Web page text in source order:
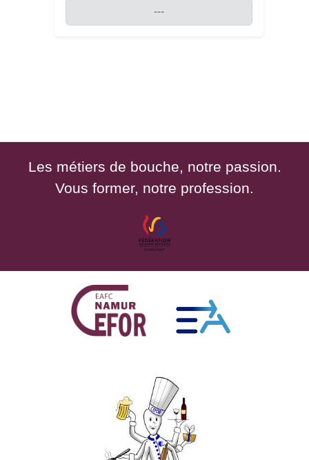
---
Les métiers de bouche, notre passion.
Vous former, notre profession.